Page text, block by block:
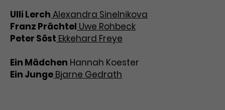
Ulli Lerch Alexandra Sinelnikova
Franz Prächtel Uwe Rohbeck
Peter Söst Ekkehard Freye
Ein Mädchen Hannah Koester
Ein Junge Bjarne Gedrath